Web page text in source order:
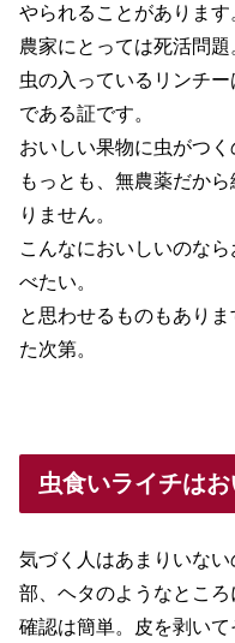
やられることがあります
農家にとっては死活問題
虫の入っているリンチ
である証です。
おいしい果物に虫がつく
もっとも、無農薬だか
りません。
こんなにおいしいのな
べたい。
と思わせるものもあり
た次第。
虫食いライチはお
気づく人はあまりいな
部、ヘタのようなところ
確認は簡単。皮を剥い